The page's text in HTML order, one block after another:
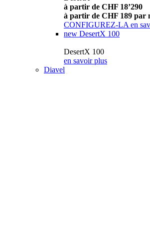
à partir de CHF 18’290
à partir de CHF 189 par
CONFIGUREZ-LA en
new DesertX 100
DesertX 100
en savoir plus
Diavel